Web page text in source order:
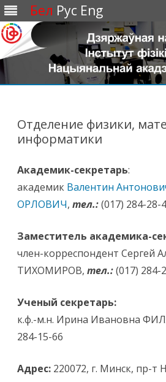
Бел Рус Eng
Отделение физики,
информатики
Академик-секретарь:
академик Валентин
ОРЛОВИЧ, тел.:(017) 284-28-
Заместитель академика-
член-корреспондент Сергей
ТИХОМИРОВ, тел.:(017) 284-
Ученый секретарь:
к.ф.-м.н. Ирина Ивановна
284-15-66
Адрес: 220072, г. Минск, пр-т